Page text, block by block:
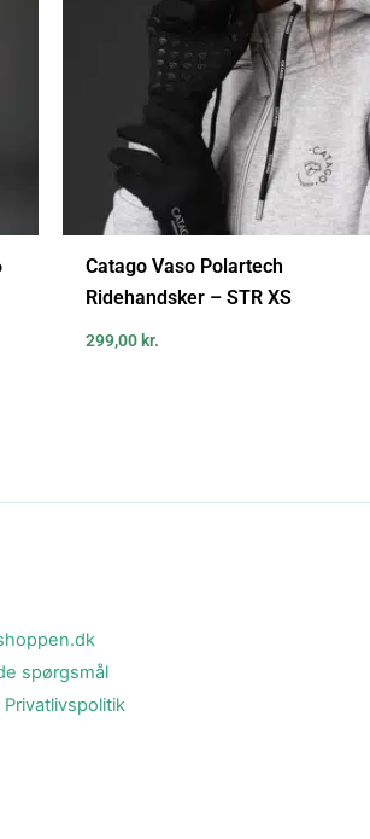
Catago Vaso Polartech
Ridehandsker – STR XS
299,00 kr.
spørgsmål